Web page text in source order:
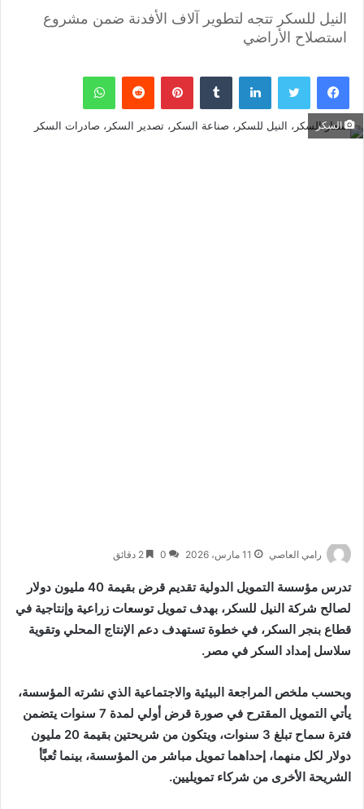
النيل للسكر تتجه لتطوير آلاف الأفدنة ضمن مشروع
استصلاح الأراضي
فيسبوك تويتر لينكدإن بينتيريست واتساب
السكر
رامي العاصي 11 مارس، 2026 0
تدرس مؤسسة التمويل الدولية
تقديم قرض بقيمة 40 مليون دولار
لصالح شركة النيل للسكر ، بهدف تمويل توسعات زراعية وإنتاجية في
قطاع بنجر السكر، في خطوة تستهدف دعم الإنتاج المحلي وتقوية
سلاسل إمداد السكر في مصر.
وبحسب ملخص المراجعة البيئية والاجتماعية الذي نشرته المؤسسة،
يأتي التمويل المقترح في صورة قرض أولي لمدة 7 سنوات يتضمن
فترة سماح تبلغ 3 سنوات، ويتكون من شريحتين بقيمة 20 مليون
دولار لكل منهما، إحداهما تمويل مباشر من المؤسسة، بينما تُعبَّأ
الشريحة الأخرى من شركاء تمويليين.